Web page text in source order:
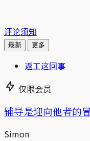
评论须知
最新 更多
返工这回事
仅限会员
辅导是迎向他者的
Simon